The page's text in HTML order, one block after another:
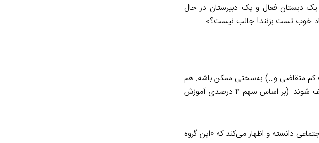
یک دبستان فعال و یک دبیرستان در حال
خوب تست بزنند! جالب نیست؟»
کم متقاضی و…) به‌سختی ممکن باشه. هم
به یک نهاد دیده‌بان حق آموزش و عدالت آموزشی نیاز داریم، هم شهرداری‌ها باید نسبت به این موضوع موظف شوند. (بر اساس سهم ۴ درصدی آموزش
دانسته و اظهار می‌کند که «این گروه